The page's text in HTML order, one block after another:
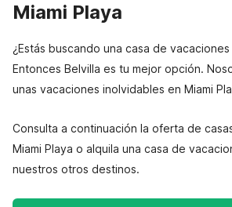
Miami Playa
¿Estás buscando una casa de vacaciones
Entonces Belvilla es tu mejor opción.
unas vacaciones inolvidables en Miami
Consulta a continuación la oferta de
Miami Playa o alquila una casa de
nuestros otros destinos.